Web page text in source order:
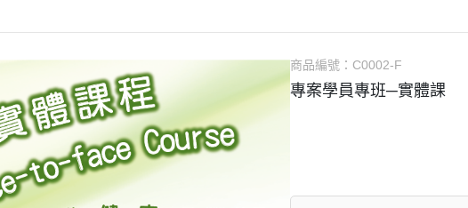
商品編號： C0002-F
專案學員專班─實體課